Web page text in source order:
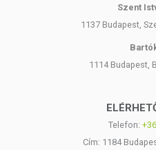
Szent
1137 Budapest,
1114 Budapest,
Telefon:
Cím: 1184